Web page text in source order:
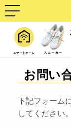
お問い
下記フォーム
してください。